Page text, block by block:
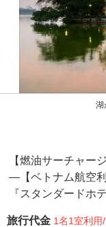
湖
【燃油サーチャー
―【ベトナム航空
『スタンダードホ
旅行代金 1名1室利用